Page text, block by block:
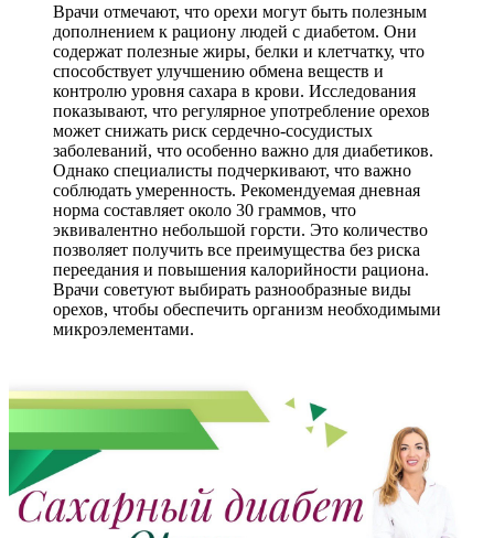
Врачи отмечают, что орехи могут быть полезным
дополнением к рациону людей с диабетом. Они
содержат полезные жиры, белки и клетчатку, что
способствует улучшению обмена веществ и
контролю уровня сахара в крови. Исследования
показывают, что регулярное употребление орехов
может снижать риск сердечно-сосудистых
заболеваний, что особенно важно для диабетиков.
Однако специалисты подчеркивают, что важно
соблюдать умеренность. Рекомендуемая дневная
норма составляет около 30 граммов, что
эквивалентно небольшой горсти. Это количество
позволяет получить все преимущества без риска
переедания и повышения калорийности рациона.
Врачи советуют выбирать разнообразные виды
орехов, чтобы обеспечить организм необходимыми
микроэлементами.